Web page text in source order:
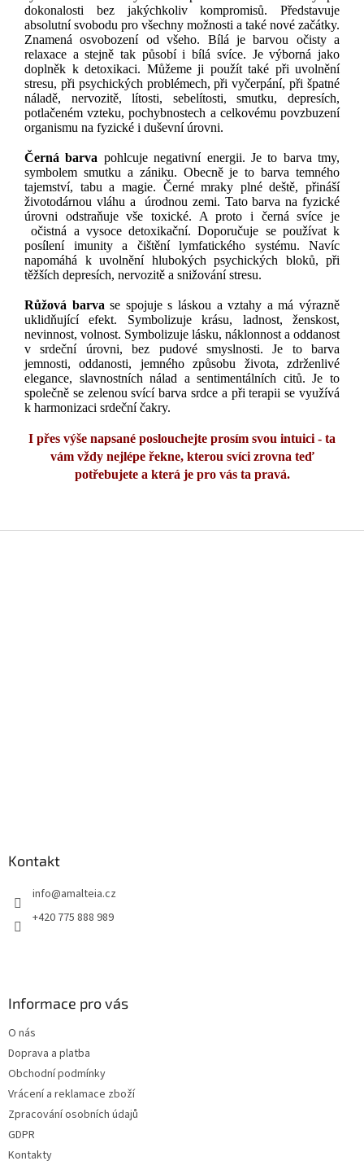
dokonalosti bez jakýchkoliv kompromisů. Představuje
absolutní svobodu pro všechny možnosti a také nové začátky.
Znamená osvobození od všeho. Bílá je barvou očisty a
relaxace a stejně tak působí i bílá svíce. Je výborná jako
doplněk k detoxikaci. Můžeme ji použít také při uvolnění
stresu, při psychických problémech, při vyčerpání, při špatné
náladě, nervozitě, lítosti, sebelítosti, smutku, depresích,
potlačeném vzteku, pochybnostech a celkovému povzbuzení
organismu na fyzické i duševní úrovni.
Černá barva pohlcuje negativní energii. Je to barva tmy,
symbolem smutku a zániku. Obecně je to barva temného
tajemství, tabu a magie. Černé mraky plné deště, přináší
životodárnou vláhu a úrodnou zemi. Tato barva na fyzické
úrovni odstraňuje vše toxické. A proto i černá svíce je
očistná a vysoce detoxikační. Doporučuje se používat k
posílení imunity a čištění lymfatického systému. Navíc
napomáhá k uvolnění hlubokých psychických bloků, při
těžších depresích, nervozitě a snižování stresu.
Růžová barva se spojuje s láskou a vztahy a má výrazně
uklidňující efekt. Symbolizuje krásu, ladnost, ženskost,
nevinnost, volnost. Symbolizuje lásku, náklonnost a oddanost
v srdeční úrovni, bez pudové smyslnosti. Je to barva
jemnosti, oddanosti, jemného způsobu života, zdrženlivé
elegance, slavnostních nálad a sentimentálních citů. Je to
společně se zelenou svící barva srdce a při terapii se využívá
k harmonizaci srdeční čakry.
I přes výše napsané poslouchejte prosím svou intuici - ta
vám vždy nejlépe řekne, kterou svíci zrovna teď
potřebujete a která je pro vás ta pravá.
Kontakt
info@amalteia.cz
+420 775 888 989
Informace pro vás
O nás
Doprava a platba
Obchodní podmínky
Vrácení a reklamace zboží
Zpracování osobních údajů
GDPR
Kontakty